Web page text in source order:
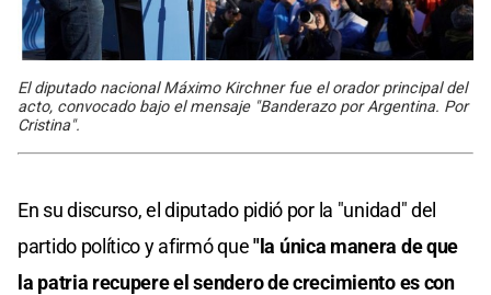
El diputado nacional Máximo Kirchner fue el orador principal del
acto, convocado bajo el mensaje "Banderazo por Argentina. Por
Cristina".
En su discurso, el diputado pidió por la "unidad" del
partido político y afirmó que"la única manera de que
la patria recupere el sendero de crecimiento es con